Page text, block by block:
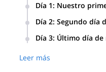
Día 1: Nuestro
llegaremos a
Día 2: Segundo día
Día 3: Último día de
Leer más